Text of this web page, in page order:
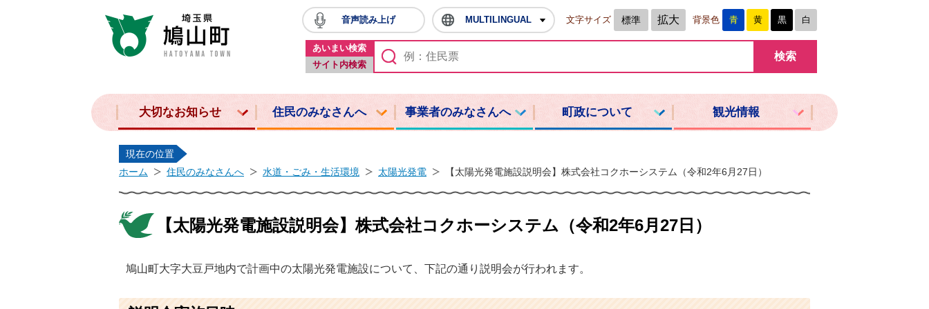
鳩山町ホームページ
音声読み上げ MULTILINGUAL 文字サイズ 標準 拡大 背景色 青 黄 黒 白
あいまい検索
サイト内検索
大切なお知らせ 住民のみなさんへ 事業者のみなさんへ 町政について 観光情報
現在の位置
ホーム
住民のみなさんへ 水道・ごみ・生活環境 太陽光発電 【太陽光発電施設説明会】株式会社コクホーシステム（令和2年6月27日）
【太陽光発電施設説明会】株式会社コクホーシステム（令和2年6月27日）
鳩山町大字大豆戸地内で計画中の太陽光発電施設について、下記の通り説明会が行われます。